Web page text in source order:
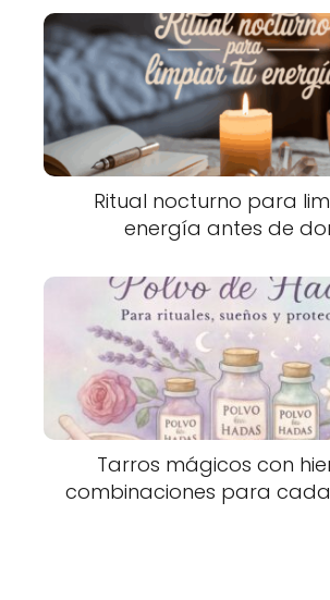
Ritual nocturno para
energía antes de
Tarros mágicos con
combinaciones para